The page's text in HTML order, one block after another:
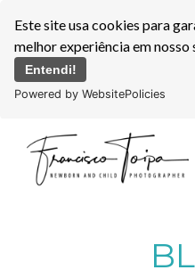
Este site usa cookies para
melhor experiência em nosso
Entendi!
Powered by WebsitePolicies